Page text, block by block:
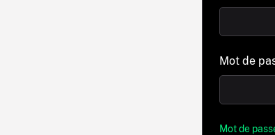
Mot de
Mot de